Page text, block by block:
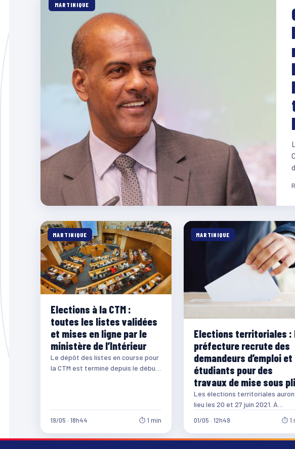
MARTINIQUE
MARTINIQUE
Elections à la CTM :
toutes les listes validées
et mises en ligne par le
ministère de l’Intérieur
Le dépôt des listes en course pour
la CTM est terminé depuis le début
19/05 · 18h44 ⏱ 1 min
MARTINIQUE
Elections territoriales :
préfecture recrute des
demandeurs d’emploi et
étudiants pour des
travaux de mise sous pli
Les élections territoriales
lieu les 20 et 27 juin 2021. À
Martinique recrute…
01/05 · 12h49 ⏱ 1